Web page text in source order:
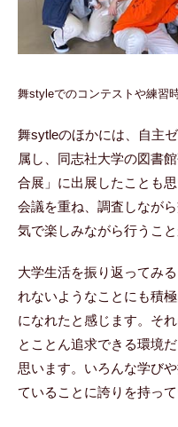
舞styleでのコンテストや練習
舞sytleのほかには、自主
属し、同志社大学の図書
合展」に出展したことも
会議を重ね、調査しなが
気で楽しみながら行うこと
大学生活を振り返ってみ
れないようなことにも積
になれたと感じます。そ
とことん追求できる環境
思います。いろんな学び
ていることに誇りを持って